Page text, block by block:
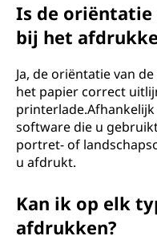
Is de
bij het
Ja, de oriëntatie van
het papier correct
software die u
portret- of
u afdrukt.
Kan ik op elk
afdrukken?